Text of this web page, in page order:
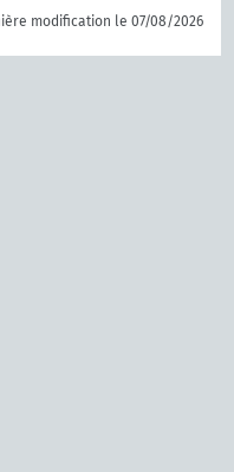
modification le 07/08/2026